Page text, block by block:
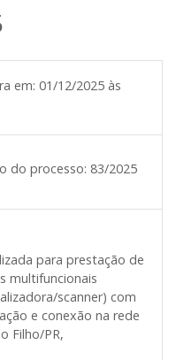
em: 01/12/2025 às
do processo: 83/2025
para prestação de
multifuncionais
scanner) com
e conexão na rede
Filho/PR,